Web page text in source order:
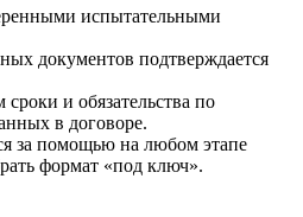
испытательными
документов подтверждается
и обязательства по
в договоре.
за помощью на любом этапе
формат «под ключ».